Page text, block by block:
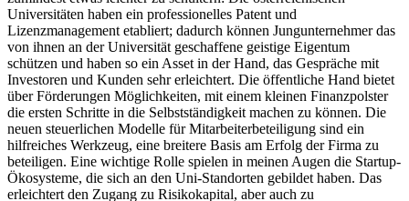
Universitäten haben ein professionelles Patent und
Lizenzmanagement etabliert; dadurch können Jungunternehmer das
von ihnen an der Universität geschaffene geistige Eigentum
schützen und haben so ein Asset in der Hand, das Gespräche mit
Investoren und Kunden sehr erleichtert. Die öffentliche Hand bietet
über Förderungen Möglichkeiten, mit einem kleinen Finanzpolster
die ersten Schritte in die Selbstständigkeit machen zu können. Die
neuen steuerlichen Modelle für Mitarbeiterbeteiligung sind ein
hilfreiches Werkzeug, eine breitere Basis am Erfolg der Firma zu
beteiligen. Eine wichtige Rolle spielen in meinen Augen die Startup-
Ökosysteme, die sich an den Uni-Standorten gebildet haben. Das
erleichtert den Zugang zu Risikokapital, aber auch zu